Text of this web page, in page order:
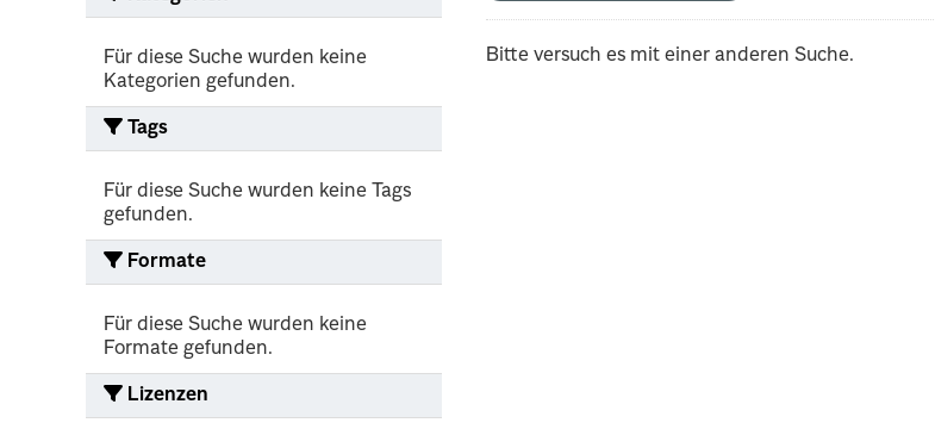
Für diese Suche wurden keine
Kategorien gefunden.
Tags
Für diese Suche wurden keine Tags
gefunden.
Formate
Für diese Suche wurden keine
Formate gefunden.
Lizenzen
Bitte versuch es mit einer anderen Suche.